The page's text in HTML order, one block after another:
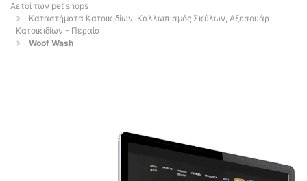
Αετοί των pet shops
Καταστήματα Κατοικιδίων, Καλλωπισμός Σκύλων, Αξεσουάρ
Κατοικιδίων - Περαία
Woof Wash